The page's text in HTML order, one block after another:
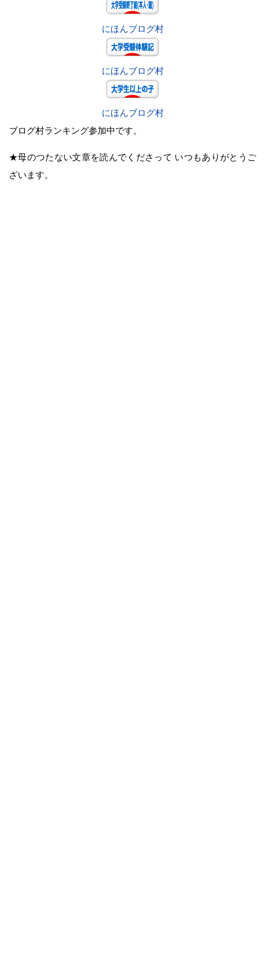
にほんブログ村
にほんブログ村
にほんブログ村
ブログ村ランキング参加中です。
★母のつたない文章を読んでくださって いつもありがとうご
ざいます。